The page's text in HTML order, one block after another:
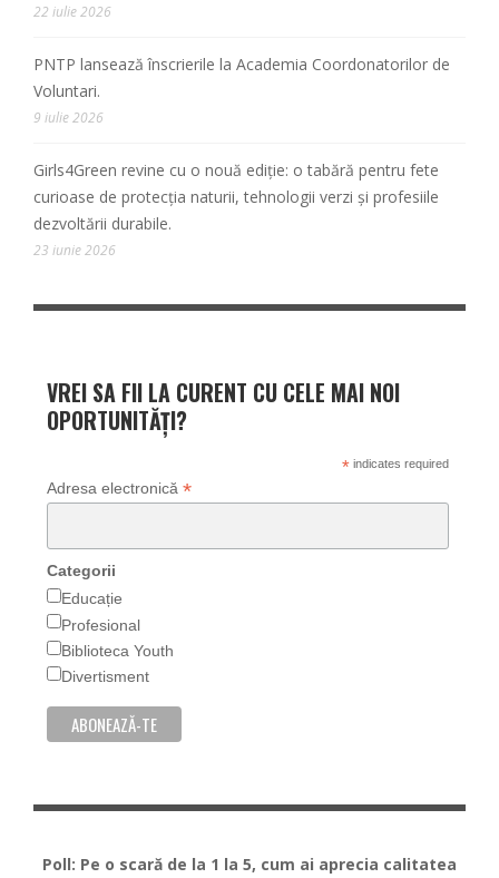
22 iulie 2026
PNTP lansează înscrierile la Academia Coordonatorilor de
Voluntari.
9 iulie 2026
Girls4Green revine cu o nouă ediție: o tabără pentru fete
curioase de protecția naturii, tehnologii verzi și profesiile
dezvoltării durabile.
23 iunie 2026
VREI SA FII LA CURENT CU CELE MAI NOI
OPORTUNITĂȚI?
*indicates required
Adresa electronică *
Categorii
Educație
Profesional
Biblioteca Youth
Divertisment
Poll: Pe o scară de la 1 la 5, cum ai aprecia calitatea